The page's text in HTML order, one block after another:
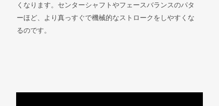
くなります。センターシャフトやフェースバランスのパタ
ーほど、より真っすぐで機械的なストロークをしやすくな
るのです。